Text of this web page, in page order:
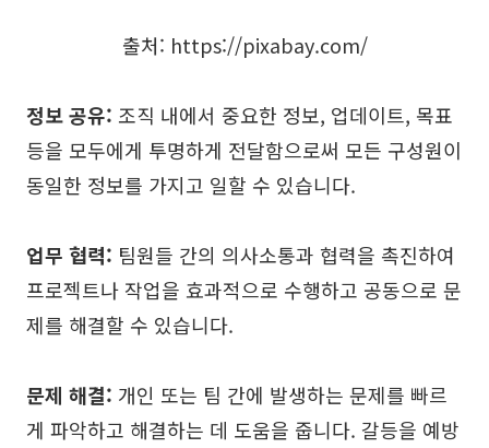
AI 사용자 페르소나
AI BCG 매트릭스
AI 화이트보드
AI 이력서 작성기
템플릿
업데이트 일기
가이드
출처: https://pixabay.com/
정보 공유: 조직 내에서 중요한 정보, 업데이트, 목표
등을 모두에게 투명하게 전달함으로써 모든 구성원이
동일한 정보를 가지고 일할 수 있습니다.
업무 협력: 팀원들 간의 의사소통과 협력을 촉진하여
프로젝트나 작업을 효과적으로 수행하고 공동으로 문
제를 해결할 수 있습니다.
문제 해결: 개인 또는 팀 간에 발생하는 문제를 빠르
게 파악하고 해결하는 데 도움을 줍니다. 갈등을 예방